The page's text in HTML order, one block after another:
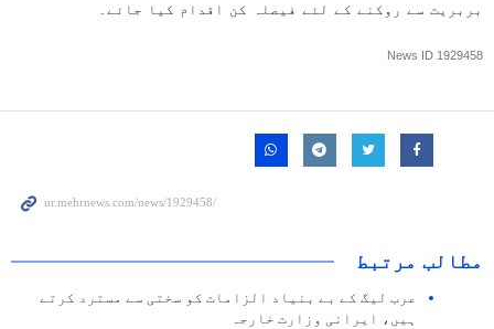
بربریت سے روکنے کے لئے فیصلہ کن اقدام کیا جائے۔
News ID 1929458
مطالب مرتبط
عرب لیگ کے بے بنیاد الزامات کو سختی سے مسترد کرتے
ہیں، ایرانی وزارت خارجہ